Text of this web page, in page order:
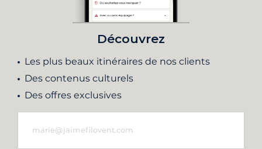
Découvrez
Les plus beaux itinéraires de nos clients
Des contenus culturels
Des offres exclusives